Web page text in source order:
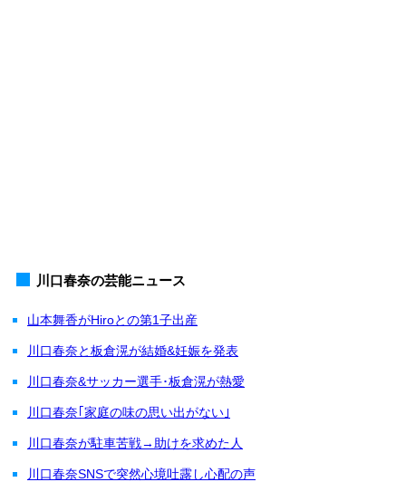
川口春奈の芸能ニュース
山本舞香がHiroとの第1子出産
川口春奈と板倉滉が結婚&妊娠を発表
川口春奈&サッカー選手･板倉滉が熱愛
川口春奈｢家庭の味の思い出がない｣
川口春奈が駐車苦戦→助けを求めた人
川口春奈SNSで突然心境吐露し心配の声